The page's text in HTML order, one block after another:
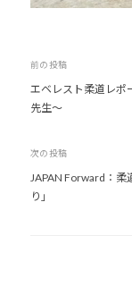
投
稿
ナ
ー
前の投稿
エベレスト柔道レポ
先生～
次の投稿
JAPAN Forward：
り」